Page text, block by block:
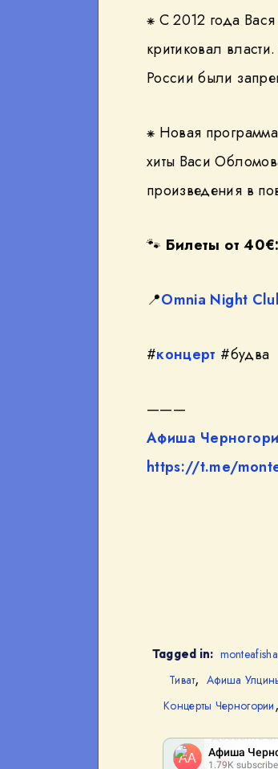
⁕ С 2012 года Вася
критиковал
России были
⁕ Новая
хиты Васи
произведения в
🐾 Билеты от 40€:
📍Omnia Night
#концерт #будва
———
Афиша
https://t.me/
Tagged in: monteafisha
Тиват, Афиша
Концерты Черногории,